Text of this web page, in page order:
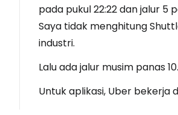
pada pukul 22:22 dan jalur 5
Saya tidak menghitung
industri.
Lalu ada jalur musim panas 10.
Untuk aplikasi, Uber bekerja